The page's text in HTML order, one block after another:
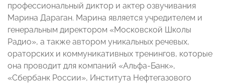
профессиональный диктор и актер озвучивания
Марина Дараган. Марина является учредителем и
генеральным директором «Московской Школы
Радио», а также автором уникальных речевых,
ораторских и коммуникативных тренингов, которые
она проводит для компаний «Альфа-Банк»,
«Сбербанк России», Института Нефтегазового